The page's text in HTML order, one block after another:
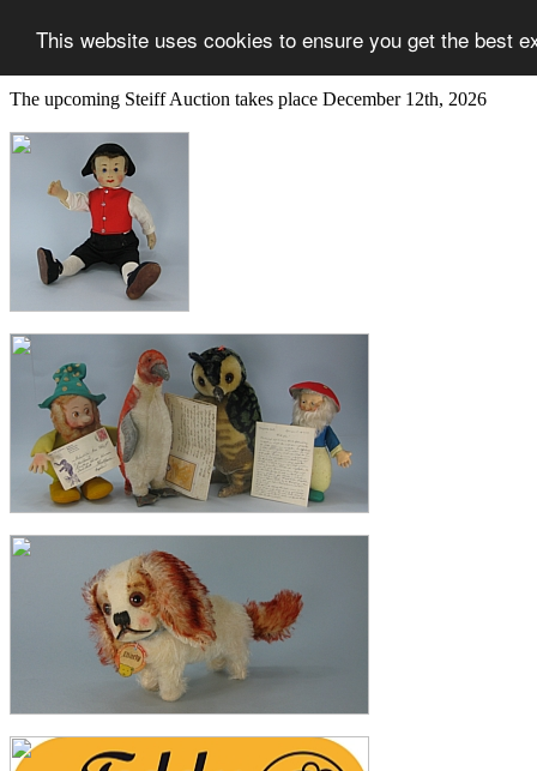
This website uses cookies to ensure you get the best
The upcoming Steiff Auction takes place December 12th, 2026